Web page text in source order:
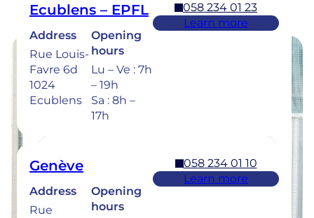
Ecublens – EPFL
Address
Rue Louis-
Favre 6d
1024
Ecublens
Opening
hours
Lu – Ve : 7h
– 19h
Sa : 8h –
17h
058 234 01 23
Learn more
Genève
Address
Rue
Opening
hours
058 234 01 10
Learn more
Opening hours
Find the opening hours of our clinics
Bulle